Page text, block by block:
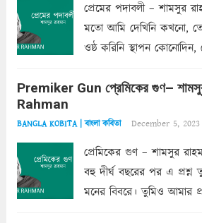
প্রেমের পদাবলী – শামসুর
মতো আমি দেখিনি কখনো,
ওষ্ঠ করিনি স্থাপন
কোথাও কি এরকম ছায়া দেয়
Premiker Gun প্রেমিকের গুণ–
Rahman
BANGLA KOBITA | বাংলা কবিতা December 5, 2023
প্রেমিকের গুণ – শামসুর
বহু দীর্ঘ বছরের পর এ প্রশ্ন
মনের বিবরে। তুমিও আমার